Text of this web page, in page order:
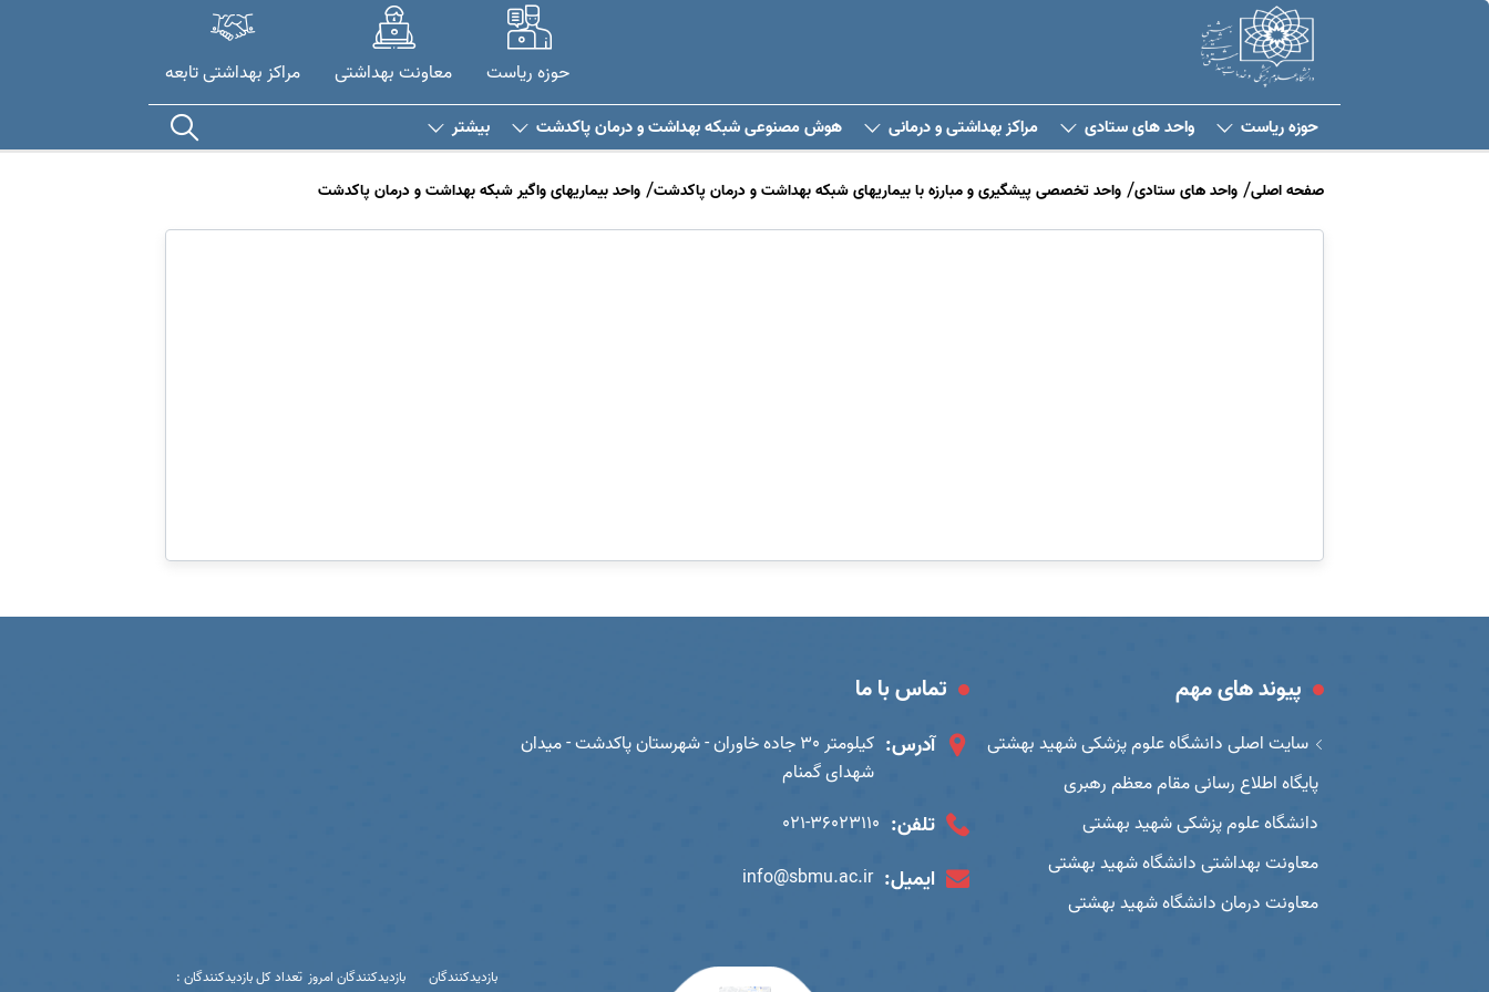
حوزه ریاست معاونت بهداشتی مراکز بهداشتی تابعه
حوزه ریاست واحد های ستادی مراکز بهداشتی و درمانی هوش مصنوعی شبکه بهداشت و درمان پاکدشت بیشتر
صفحه اصلی واحد های ستادی واحد تخصصی پیشگیری و مبارزه با بیماریهای شبکه بهداشت و درمان پاکدشت واحد بیماریهای واگیر شبکه بهداشت و درمان پاکدشت
پیوند های مهم
سایت اصلی دانشگاه علوم پزشکی شهید بهشتی
پایگاه اطلاع رسانی مقام معظم رهبری
دانشگاه علوم پزشکی شهید بهشتی
معاونت بهداشتی دانشگاه شهید بهشتی
معاونت درمان دانشگاه شهید بهشتی
تماس با ما
آدرس:
کیلومتر 30 جاده خاوران - شهرستان پاکدشت - میدان
شهدای گمنام
تلفن: 021-36023110
ایمیل: info@sbmu.ac.ir
بازدیدکنندگان
بازدیدکنندگان امروز تعداد کل بازدیدکنندگان :